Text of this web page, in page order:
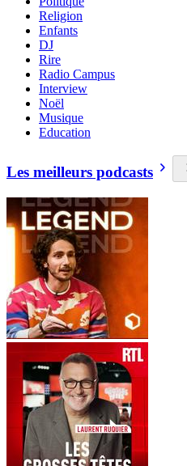
Religion
Enfants
DJ
Rire
Radio Campus
Interview
Noël
Musique
Education
Les meilleurs podcasts